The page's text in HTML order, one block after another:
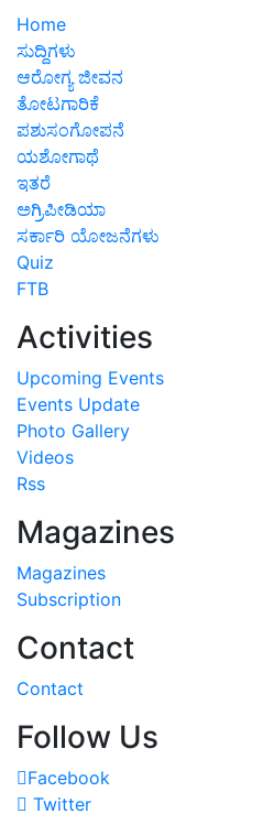
Home
ಸುದ್ದಿಗಳು
ಆರೋಗ್ಯ ಜೀವನ
ತೋಟಗಾರಿಕೆ
ಪಶುಸಂಗೋಪನೆ
ಯಶೋಗಾಥೆ
ಇತರೆ
ಅಗ್ರಿಪೀಡಿಯಾ
ಸರ್ಕಾರಿ ಯೋಜನೆಗಳು
Quiz
FTB
Activities
Upcoming Events
Events Update
Photo Gallery
Videos
Rss
Magazines
Magazines
Subscription
Contact
Contact
Follow Us
Facebook
Twitter